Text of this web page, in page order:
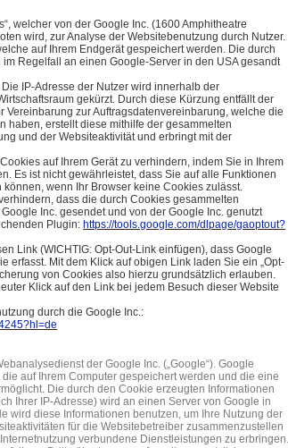
welcher von der Google Inc. (1600 Amphitheatre
wird, zur Analyse der Websitebenutzung durch Nutzer.
auf Ihrem Endgerät gespeichert werden. Die durch
Regelfall an einen Google-Server in den USA gesandt
IP-Adresse der Nutzer wird innerhalb der
gekürzt. Durch diese Kürzung entfällt der
Vereinbarung zur Auftragsdatenvereinbarung, welche die
haben, erstellt diese mithilfe der gesammelten
und der Websiteaktivität und erbringt mit der
auf Ihrem Gerät zu verhindern, indem Sie in Ihrem
Es ist nicht gewährleistet, dass Sie auf alle Funktionen
wenn Ihr Browser keine Cookies zulässt.
dass die durch Cookies gesammelten
Inc. gesendet und von der Google Inc. genutzt
Plugin:https://tools.google.com/dlpage/gaoptout?
Link (WICHTIG: Opt-Out-Link einfügen), dass Google
erfasst. Mit dem Klick auf obigen Link laden Sie ein „Opt-
von Cookies also hierzu grundsätzlich erlauben.
Klick auf den Link bei jedem Besuch dieser Website
durch die Google Inc.:
der Google Inc. („Google“). Google
auf Ihrem Computer gespeichert werden und die eine
Die durch den Cookie erzeugten Informationen
Ihrer IP-Adresse) wird an einen Server von Google in
wird diese Informationen benutzen, um Ihre Nutzung der
für die Websitebetreiber zusammenzustellen
verbundene Dienstleistungen zu erbringen.